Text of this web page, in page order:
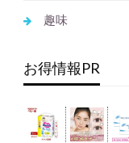
趣味
お得情報PR